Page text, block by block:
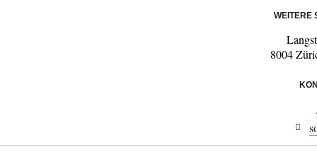
WEITERE
8004